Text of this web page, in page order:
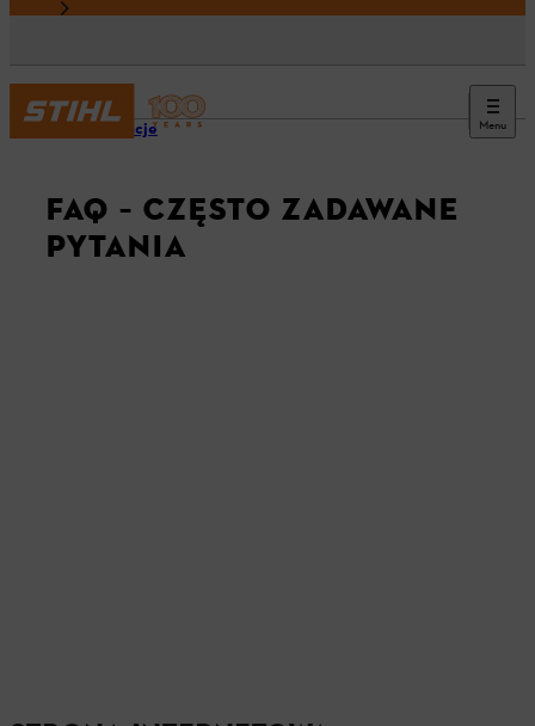
Menu
Informacje
FAQ – CZĘSTO ZADAWANE
PYTANIA